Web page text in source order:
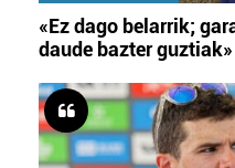
«Ez dago belarrik;
daude bazter guztiak»